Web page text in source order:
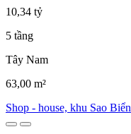
10,34 tỷ
5 tầng
Tây Nam
63,00 m²
Shop - house, khu Sao Biển